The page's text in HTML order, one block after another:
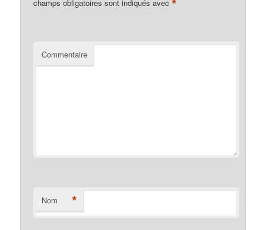
champs obligatoires sont indiqués avec
Commentaire
Nom *